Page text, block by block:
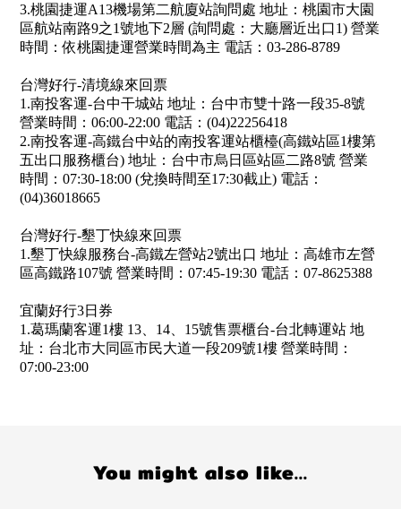
3.桃園捷運A13機場第二航廈站詢問處 地址：桃園市大園
區航站南路9之1號地下2層 (詢問處：大廳層近出口1) 營業
時間：依桃園捷運營業時間為主 電話：03-286-8789
台灣好行-清境線來回票
1.南投客運-台中干城站 地址：台中市雙十路一段35-8號
營業時間：06:00-22:00 電話：(04)22256418
2.南投客運-高鐵台中站的南投客運站櫃檯(高鐵站區1樓第
五出口服務櫃台) 地址：台中市烏日區站區二路8號 營業
時間：07:30-18:00 (兌換時間至17:30截止) 電話：
(04)36018665
台灣好行-墾丁快線來回票
1.墾丁快線服務台-高鐵左營站2號出口 地址：高雄市左營
區高鐵路107號 營業時間：07:45-19:30 電話：07-8625388
宜蘭好行3日券
1.葛瑪蘭客運1樓 13、14、15號售票櫃台-台北轉運站 地
址：台北市大同區市民大道一段209號1樓 營業時間：
07:00-23:00
You might also like...